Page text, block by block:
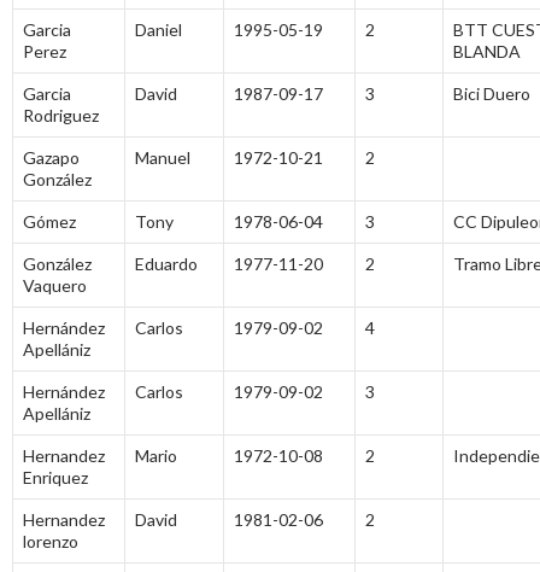
Garcia
Perez
Daniel 1995-05-19 2
BTT
BLANDA
Garcia
Rodriguez
David 1987-09-17 3 Bici Duero
Gazapo
González
Manuel 1972-10-21 2
Gómez Tony 1978-06-04 3 CC
González
Vaquero
Eduardo 1977-11-20 2 Tramo
Hernández
Apellániz
Carlos 1979-09-02 4
Hernández
Apellániz
Carlos 1979-09-02 3
Hernandez
Enriquez
Mario 1972-10-08 2
Hernandez
lorenzo
David 1981-02-06 2